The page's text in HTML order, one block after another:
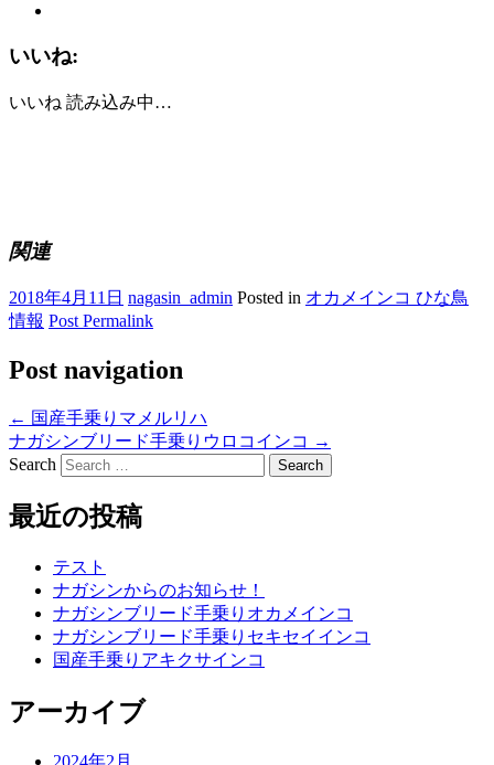
いいね:
いいね 読み込み中…
関連
2018年4月11日 nagasin_admin Posted in オカメインコ ひな鳥
情報 Post Permalink
Post navigation
← 国産手乗りマメルリハ
ナガシンブリード手乗りウロコインコ →
Search
最近の投稿
テスト
ナガシンからのお知らせ！
ナガシンブリード手乗りオカメインコ
ナガシンブリード手乗りセキセイインコ
国産手乗りアキクサインコ
アーカイブ